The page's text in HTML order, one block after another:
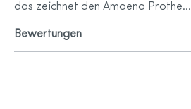
das zeichnet den Amoena Prothe…
Bewertungen